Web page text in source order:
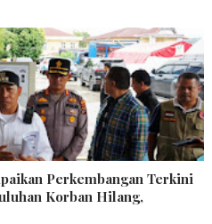
Perkembangan Terkini
Korban Hilang,